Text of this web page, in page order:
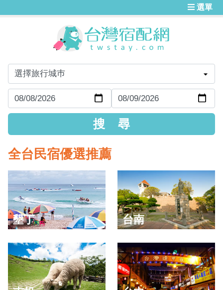
選單
全台民宿優選推薦
墾丁 台南